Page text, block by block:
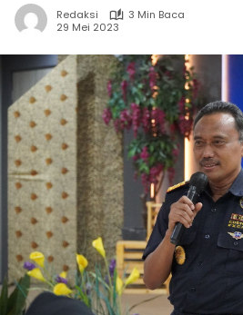
Redaksi
3 Min Baca
29 Mei 2023